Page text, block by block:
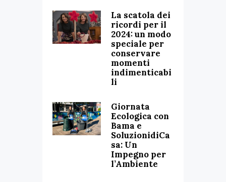
La scatola dei
ricordi per il
2024: un modo
speciale per
conservare
momenti
indimenticabi
li
Giornata
Ecologica con
Bama e
SoluzionidiCa
sa: Un
Impegno per
l’Ambiente